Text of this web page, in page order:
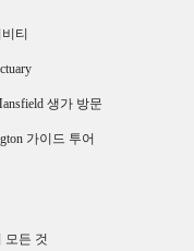
티
생가 방문
가이드 투어
모든 것